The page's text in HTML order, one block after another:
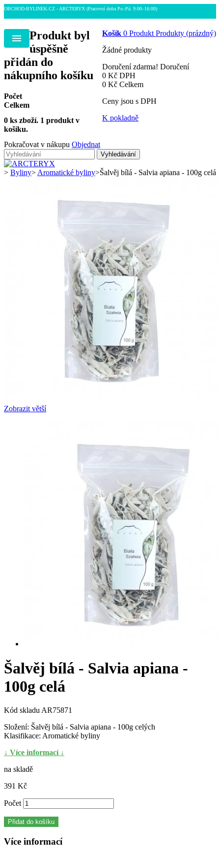
OBCHOD-BYLINEK.CZ - ARCTERYX (Pracovní doba Po–Pá: 9:00–16:00)
Menu
Košík 0 Produkt Produkty (prázdný)
Žádné produkty
Doručení zdarma! Doručení
0 Kč DPH
0 Kč Celkem
Ceny jsou s DPH
K pokladně
Produkt byl
úspěšně
přidán do
nákupního košíku
Počet
Celkem
0 ks zboží. 1 produkt v
košíku.
Pokračovat v nákupu Objednat
Vyhledávání
> Byliny> Aromatické byliny>Šalvěj bílá - Salvia apiana - 100g celá
Zobrazit větší
Šalvěj bílá - Salvia apiana -
100g celá
Kód skladu AR75871
Složení: Šalvěj bílá - Salvia apiana - 100g celých
Klasifikace: Aromatické byliny
↓ Více informací ↓
na skladě
391 Kč
Počet
Přidat do košíku
Více informací